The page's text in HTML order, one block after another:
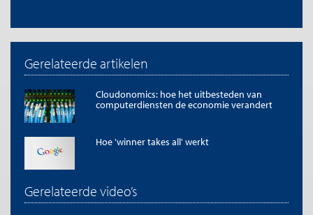
Gerelateerde artikelen
Cloudonomics: hoe het uitbesteden van
computerdiensten de economie verandert
Hoe 'winner takes all' werkt
Gerelateerde video’s